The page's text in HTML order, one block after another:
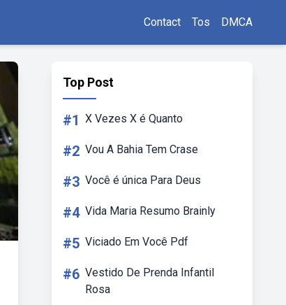
Contact Tos DMCA
Top Post
#1 X Vezes X é Quanto
#2 Vou A Bahia Tem Crase
#3 Você é única Para Deus
#4 Vida Maria Resumo Brainly
#5 Viciado Em Você Pdf
#6 Vestido De Prenda Infantil
Rosa